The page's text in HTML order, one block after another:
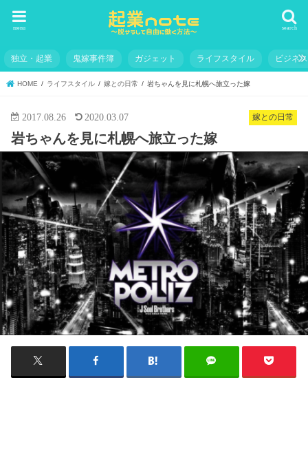
search
menu
独立・起業 鬼嫁事件簿 ガジェット ライフスタイル ビジネス
HOME ライフスタイル 嫁との日常 岩ちゃんを見に札幌へ旅立った嫁
嫁との日常
2017.08.26 2020.03.07
岩ちゃんを見に札幌へ旅立った嫁